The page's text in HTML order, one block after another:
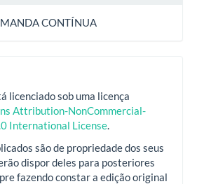
CONTÍNUA
licenciado sob uma licença
Attribution-NonCommercial-
International License.
são de propriedade dos seus
dispor deles para posteriores
fazendo constar a edição original